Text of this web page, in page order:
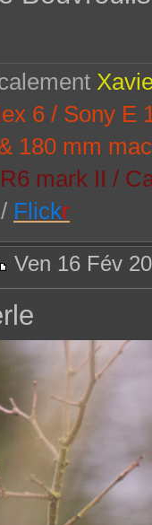
6 / Sony E
180 mm
mark II /
/ Flickr
e
s
e
Ven 16 Fév